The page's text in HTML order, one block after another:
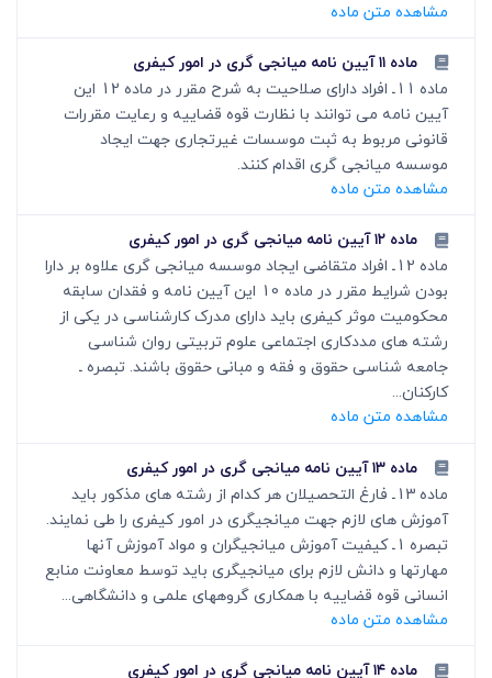
مشاهده متن ماده
ماده ۱۱ آیین نامه میانجی گری در امور کیفری
ماده 11ـ افراد دارای صلاحیت به شرح مقرر در ماده 12 این
آیین نامه می توانند با نظارت قوه قضاییه و رعایت مقررات
قانونی مربوط به ثبت موسسات غیرتجاری جهت ایجاد
موسسه میانجی گری اقدام کنند.
مشاهده متن ماده
ماده ۱۲ آیین نامه میانجی گری در امور کیفری
ماده 12ـ افراد متقاضی ایجاد موسسه میانجی گری علاوه بر دارا
بودن شرایط مقرر در ماده 10 این آیین نامه و فقدان سابقه
محکومیت موثر کیفری باید دارای مدرک کارشناسی در یکی از
رشته های مددکاری اجتماعی علوم تربیتی روان شناسی
جامعه شناسی حقوق و فقه و مبانی حقوق باشند. تبصره ـ
کارکنان...
مشاهده متن ماده
ماده ۱۳ آیین نامه میانجی گری در امور کیفری
ماده 13ـ فارغ التحصیلان هر کدام از رشته های مذکور باید
آموزش های لازم جهت میانجی‏گری در امور کیفری را طی نمایند.
تبصره 1ـ کیفیت آموزش میانجی‏گران و مواد آموزش آنها
مهارتها و دانش لازم برای میانجی‏گری باید توسط معاونت منابع
انسانی قوه قضاییه با همکاری گروههای علمی و دانشگاهی...
مشاهده متن ماده
ماده ۱۴ آیین نامه میانجی گری در امور کیفری